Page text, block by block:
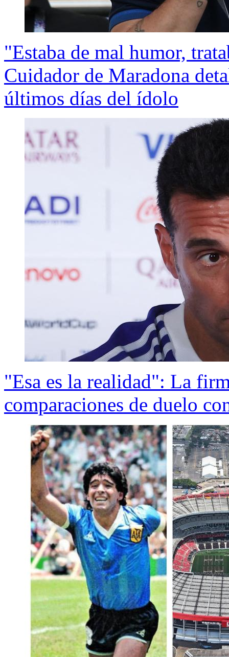
"Estaba de mal humor,
Cuidador de Maradona
últimos días del ídolo
"Esa es la realidad": La
comparaciones de duelo